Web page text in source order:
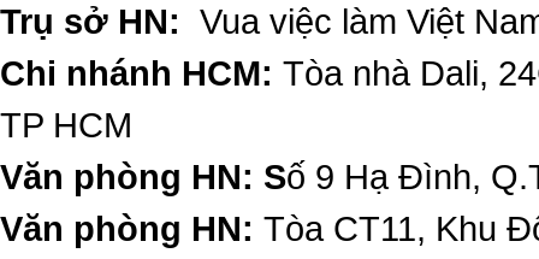
Trụ sở HN: Vua việc làm Việt
Chi nhánh HCM: Tòa nhà Dali,
TP HCM
Văn phòng HN: Số 9 Hạ Đình,
Văn phòng HN: Tòa CT11, Khu